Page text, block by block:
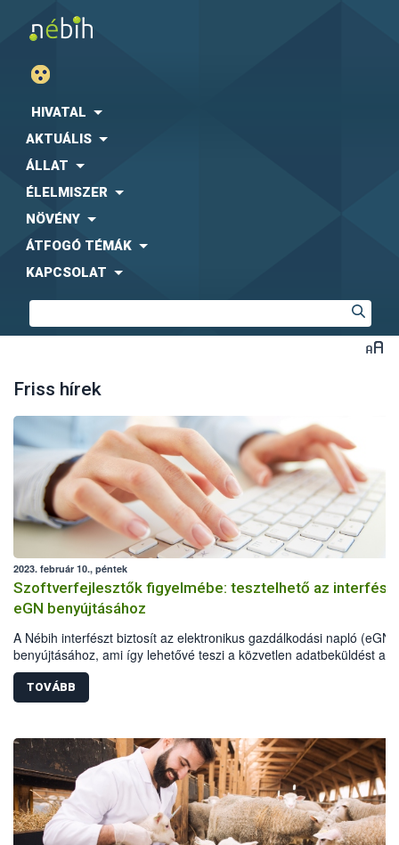
HIVATAL
AKTUÁLIS
ÁLLAT
ÉLELMISZER
NÖVÉNY
ÁTFOGÓ TÉMÁK
KAPCSOLAT
Friss hírek
2023. február 10., péntek
Szoftverfejlesztők figyelmébe: tesztelhető az interfész
eGN benyújtásához
A Nébih interfészt biztosít az elektronikus gazdálkodási napló (eGN)
benyújtásához, ami így lehetővé teszi a közvetlen adatbeküldést a
gazdálkodók üzemirányítási szoftvereiből.
TOVÁBB